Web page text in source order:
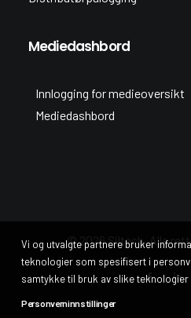
Mediedashbord
Innlogging for medieoversikt
Mediedashbord
© 2026 Siltech. Alle
Vi og utvalgte partnere bruker
teknologier som spesifisert i
samtykke til bruk av slike teknologier
Personverninnstillinger